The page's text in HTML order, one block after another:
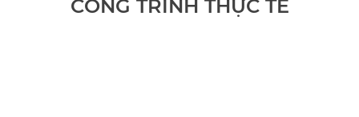
CÔNG TRÌNH THỰC TẾ